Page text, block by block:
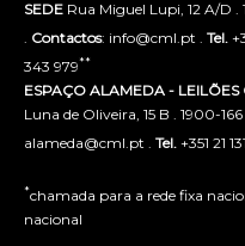
SEDE Rua Miguel Lupi, 12 A/D
Contactos: info@cml.pt . Tel.
343 979**
ESPAÇO ALAMEDA -
Luna de Oliveira, 15 B . 1900-
alameda@cml.pt . Tel. +351 21
*chamada para a rede fixa
nacional